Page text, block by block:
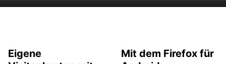
Eigene
Mit dem Firefox für